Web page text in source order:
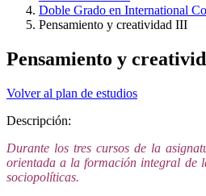
Doble Grado en International
Pensamiento y creatividad III
Pensamiento y
Volver al plan de estudios
Descripción:
Durante los tres cursos de la
orientada a la formación integral de
sociopolíticas.